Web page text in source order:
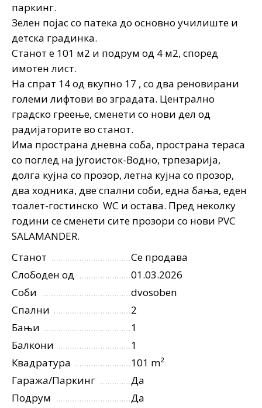
паркинг.
Зелен појас со патека до основно училиште и
детска градинка.
Станот е 101 м2 и подрум од 4 м2, според
имотен лист.
На спрат 14 од вкупно 17 , со два реновирани
големи лифтови во зградата. Централно
градско греење, сменети со нови дел од
радијаторите во станот.
Има пространа дневна соба, прострaна тераса
со поглед на југоисток-Водно, трпезарија,
долга кујна со прозор, летна кујна со прозор,
два ходника, две спални соби, една бања, еден
тоалет-гостинско WC и остава. Пред неколку
години се сменети сите прозори со нови PVC
SALAMANDER.
Станот
Се продава
Слободен од
01.03.2026
Соби
dvosoben
Спални
2
Бањи
1
Балкони
1
Квадратура
101 m²
Гаража/Паркинг
Да
Подрум
Да